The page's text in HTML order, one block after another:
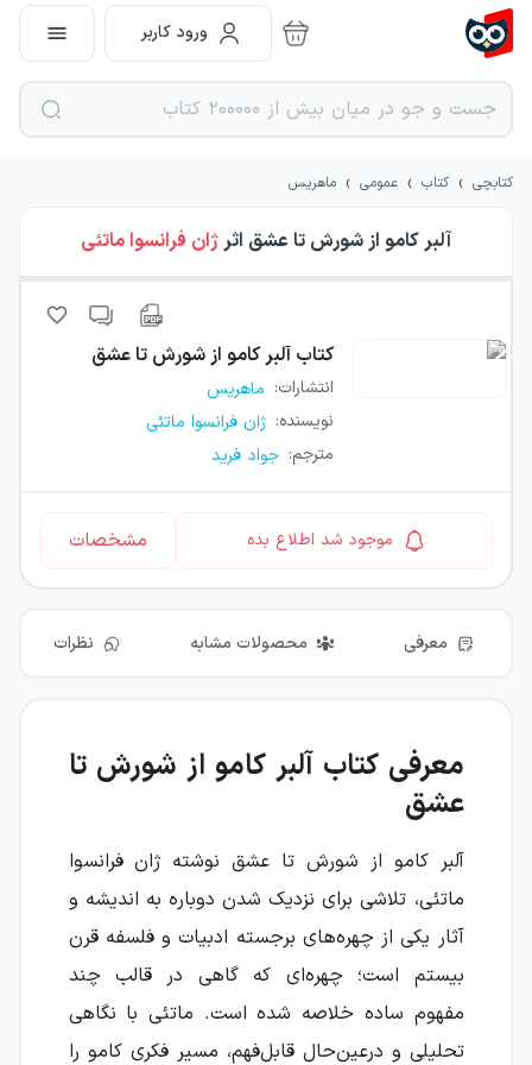
ورود کاربر
کتابچی › کتاب › عمومی › ماهریس
آلبر کامو از شورش تا عشق اثرژان فرانسوا ماتئی
کتاب آلبر کامو از شورش تا عشق
انتشارات: ماهریس
نویسنده: ژان فرانسوا ماتئی
مترجم: جواد فرید
موجود شد اطلاع بده مشخصات
معرفی محصولات مشابه نظرات
معرفی کتاب آلبر کامو از شورش تا
عشق
آلبر کامو از شورش تا عشق نوشته ژان فرانسوا
ماتئی، تلاشی برای نزدیک شدن دوباره به اندیشه و
آثار یکی از چهره‌های برجسته ادبیات و فلسفه قرن
بیستم است؛ چهره‌ای که گاهی در قالب چند
مفهوم ساده خلاصه شده است. ماتئی با نگاهی
تحلیلی و درعین‌حال قابل‌فهم، مسیر فکری کامو را